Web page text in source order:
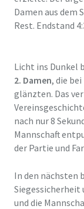
Damen aus dem
Rest. Endstand
Licht ins Dunkel
2. Damen, die
glänzten. Das
nach nur 8
Mannschaft
der Partie und
In den nächsten
Siegessicherheit
und die